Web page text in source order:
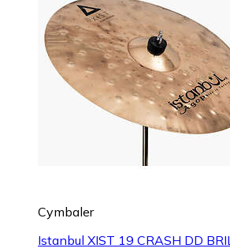
Cymbaler
Istanbul XIST 19 CRASH DD BRIL